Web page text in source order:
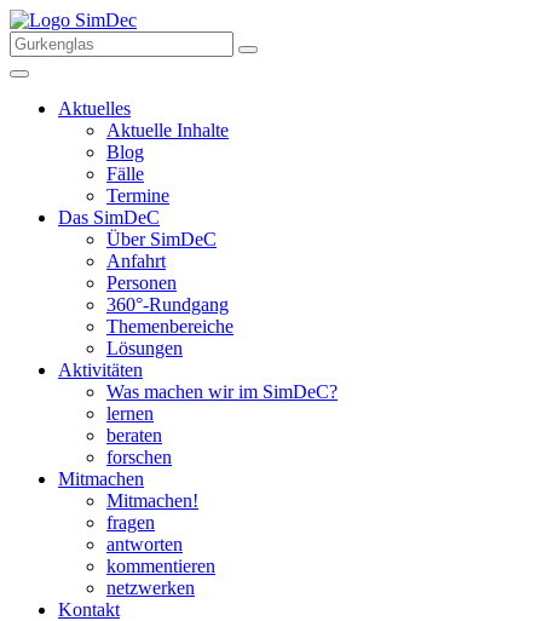
Aktuelles
Aktuelle Inhalte
Blog
Fälle
Termine
Das SimDeC
Über SimDeC
Anfahrt
Personen
360°-Rundgang
Themenbereiche
Lösungen
Aktivitäten
Was machen wir im SimDeC?
lernen
beraten
forschen
Mitmachen
Mitmachen!
fragen
antworten
kommentieren
netzwerken
Kontakt